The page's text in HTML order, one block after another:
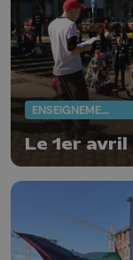
ENSEIGNEMENT
Le 1er